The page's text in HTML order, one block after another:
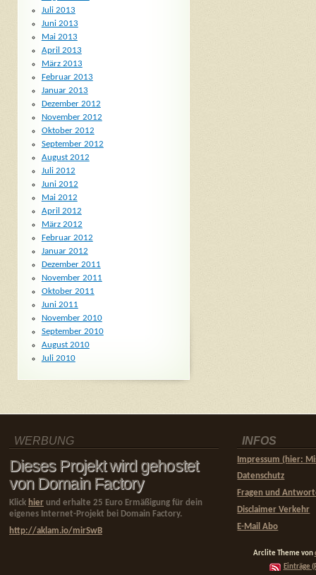
Juli 2013
Juni 2013
Mai 2013
April 2013
März 2013
Februar 2013
Januar 2013
Dezember 2012
November 2012
Oktober 2012
September 2012
August 2012
Juli 2012
Juni 2012
Mai 2012
April 2012
März 2012
Februar 2012
Januar 2012
Dezember 2011
November 2011
Oktober 2011
Juni 2011
November 2010
September 2010
August 2010
Juli 2010
WERBUNG
Dieses Projekt wird gehostet
von Domain Factory
Klick hier und erhalte 25 Euro Ermäßigung für dein
eigenes Internet-Projekt bei Domain Factory.
http://aklam.io/mirSwB
INFOS
Impressum (hier:
Datenschutz
Fragen und
Disclaimer Verkehr
E-Mail Abo
Arclite Theme von
Einträge